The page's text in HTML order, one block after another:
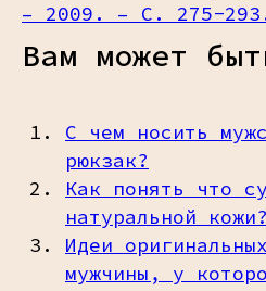
– 2009. – С. 275-
Вам может
С чем носить
рюкзак?
Как понять что
натуральной кожи?
Идеи
мужчины, у